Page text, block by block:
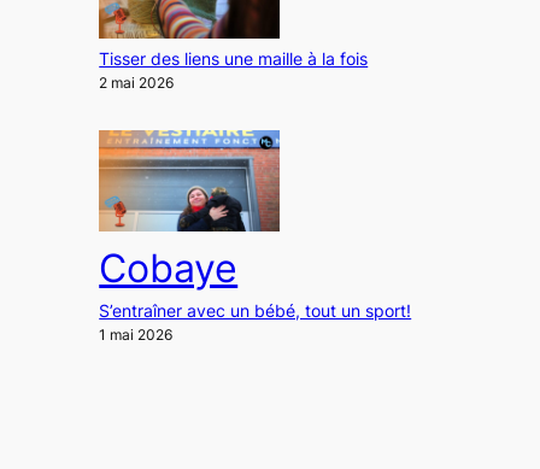
Tisser des liens une maille à la fois
2 mai 2026
Cobaye
S’entraîner avec un bébé, tout un sport!
1 mai 2026